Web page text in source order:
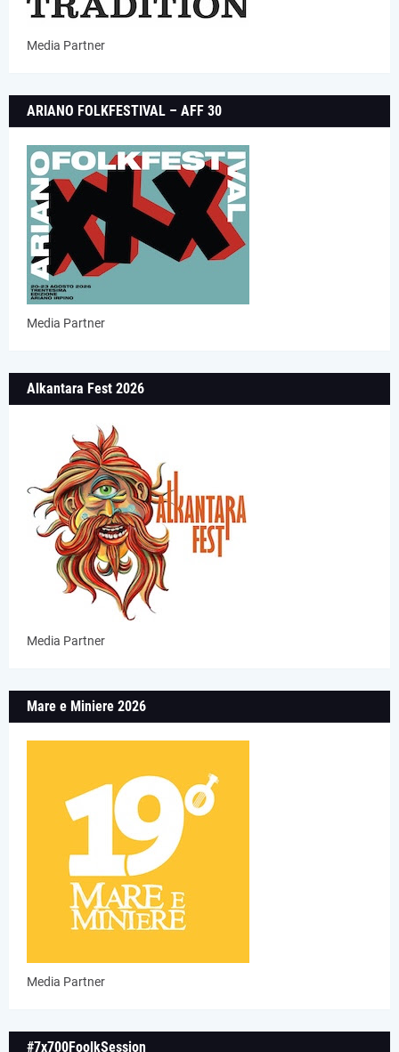
Media Partner
ARIANO FOLKFESTIVAL – AFF 30
Media Partner
Alkantara Fest 2026
Media Partner
Mare e Miniere 2026
Media Partner
#7x700FoolkSession